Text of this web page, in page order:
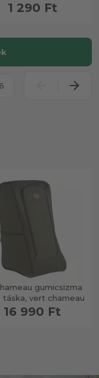
1 290 Ft
gumicsizma
vert chameau
16 990 Ft